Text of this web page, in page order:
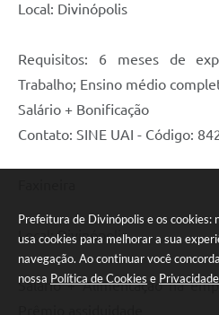
Prefeitura de Divinópolis e os cookies:
usa cookies para melhorar a sua
navegação. Ao continuar você
nossa Política de Cookies e Privacidade
Local: Divinópolis
Requisitos: 6 meses de
Trabalho; Ensino médio
Salário + Bonificação
Contato: SINE UAI - Código:
Local: Divinópolis
Salário + Alimentação na